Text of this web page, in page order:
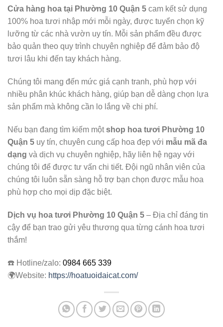
Cửa hàng hoa tại Phường 10 Quận 5 cam kết sử dụng
100% hoa tươi nhập mới mỗi ngày, được tuyển chọn kỹ
lưỡng từ các nhà vườn uy tín. Mỗi sản phẩm đều được
bảo quản theo quy trình chuyên nghiệp để đảm bảo độ
tươi lâu khi đến tay khách hàng.
Chúng tôi mang đến mức giá cạnh tranh, phù hợp với
nhiều phân khúc khách hàng, giúp bạn dễ dàng chọn lựa
sản phẩm mà không cần lo lắng về chi phí.
Nếu bạn đang tìm kiếm mộtshop hoa tươi Phường 10
Quận 5 uy tín, chuyên cung cấp hoa đẹp với mẫu mã đa
dạng và dịch vụ chuyên nghiệp, hãy liên hệ ngay với
chúng tôi để được tư vấn chi tiết. Đội ngũ nhân viên của
chúng tôi luôn sẵn sàng hỗ trợ bạn chọn được mẫu hoa
phù hợp cho mọi dịp đặc biệt.
Dịch vụ hoa tươi Phường 10 Quận 5 – Địa chỉ đáng tin
cậy để bạn trao gửi yêu thương qua từng cánh hoa tươi
thắm!
☎️ Hotline/zalo: 0984 665 339
🌍Website: https://hoatuoidaicat.com/